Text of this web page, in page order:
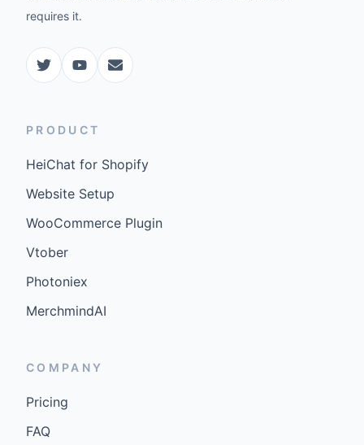
requires it.
PRODUCT
HeiChat for Shopify
Website Setup
WooCommerce Plugin
Vtober
Photoniex
MerchmindAI
COMPANY
Pricing
FAQ